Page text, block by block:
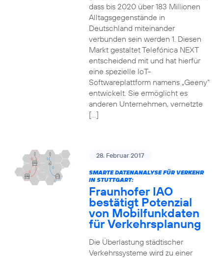
dass bis 2020 über 183 Millionen
Alltagsgegenstände in
Deutschland miteinander
verbunden sein werden 1. Diesen
Markt gestaltet Telefónica NEXT
entscheidend mit und hat hierfür
eine spezielle IoT-
Softwareplattform namens „Geeny“
entwickelt. Sie ermöglicht es
anderen Unternehmen, vernetzte
[…]
28. Februar 2017
SMARTE DATENANALYSE FÜR VERKEHR
IN STUTTGART:
Fraunhofer IAO
bestätigt Potenzial
von Mobilfunkdaten
für Verkehrsplanung
Die Überlastung städtischer
Verkehrssysteme wird zu einer